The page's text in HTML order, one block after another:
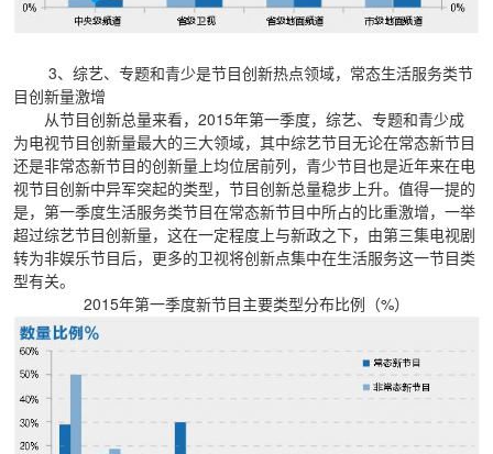
3、综艺、专题和青少是节目创新热点领域，常态生活服务类节
目创新量激增
从节目创新总量来看，2015年第一季度，综艺、专题和青少成
为电视节目创新量最大的三大领域，其中综艺节目无论在常态新节目
还是非常态新节目的创新量上均位居前列，青少节目也是近年来在电
视节目创新中异军突起的类型，节目创新总量稳步上升。值得一提的
是，第一季度生活服务类节目在常态新节目中所占的比重激增，一举
超过综艺节目创新量，这在一定程度上与新政之下，由第三集电视剧
转为非娱乐节目后，更多的卫视将创新点集中在生活服务这一节目类
型有关。
2015年第一季度新节目主要类型分布比例（%）